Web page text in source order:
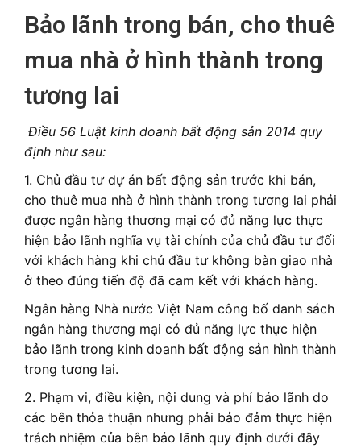
Bảo lãnh trong bán, cho thuê
mua nhà ở hình thành trong
tương lai
Điều 56 Luật kinh doanh bất động sản 2014 quy
định như sau:
1. Chủ đầu tư dự án bất động sản trước khi bán,
cho thuê mua nhà ở hình thành trong tương lai phải
được ngân hàng thương mại có đủ năng lực thực
hiện bảo lãnh nghĩa vụ tài chính của chủ đầu tư đối
với khách hàng khi chủ đầu tư không bàn giao nhà
ở theo đúng tiến độ đã cam kết với khách hàng.
Ngân hàng Nhà nước Việt Nam công bố danh sách
ngân hàng thương mại có đủ năng lực thực hiện
bảo lãnh trong kinh doanh bất động sản hình thành
trong tương lai.
2. Phạm vi, điều kiện, nội dung và phí bảo lãnh do
các bên thỏa thuận nhưng phải bảo đảm thực hiện
trách nhiệm của bên bảo lãnh quy định dưới đây